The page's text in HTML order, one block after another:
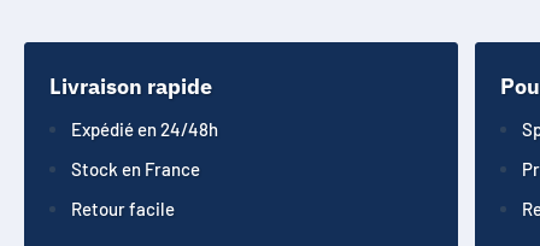
Livraison rapide
Expédié en 24/48h
Stock en France
Retour facile